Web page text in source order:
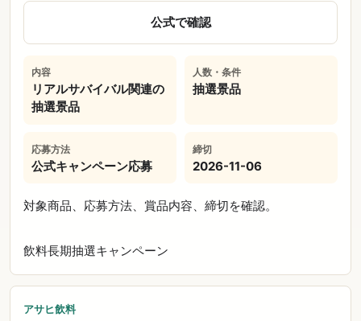
公式で確認
内容
リアルサバイバル関連の
抽選景品
人数・条件
抽選景品
応募方法
公式キャンペーン応募
締切
2026-11-06
対象商品、応募方法、賞品内容、締切を確認。
飲料長期抽選キャンペーン
アサヒ飲料